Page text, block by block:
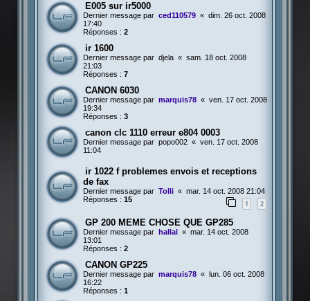
E005 sur ir5000
Dernier message par ced110579 « dim. 26 oct. 2008
17:40
Réponses : 2
ir 1600
Dernier message par djela « sam. 18 oct. 2008
21:03
Réponses : 7
CANON 6030
Dernier message par marquis78 « ven. 17 oct. 2008
19:34
Réponses : 3
canon clc 1110 erreur e804 0003
Dernier message par popo002 « ven. 17 oct. 2008
11:04
ir 1022 f problemes envois et receptions
de fax
Dernier message par Tolli « mar. 14 oct. 2008 21:04
Réponses : 15 1 2
GP 200 MEME CHOSE QUE GP285
Dernier message par hallal « mar. 14 oct. 2008
13:01
Réponses : 2
CANON GP225
Dernier message par marquis78 « lun. 06 oct. 2008
16:22
Réponses : 1